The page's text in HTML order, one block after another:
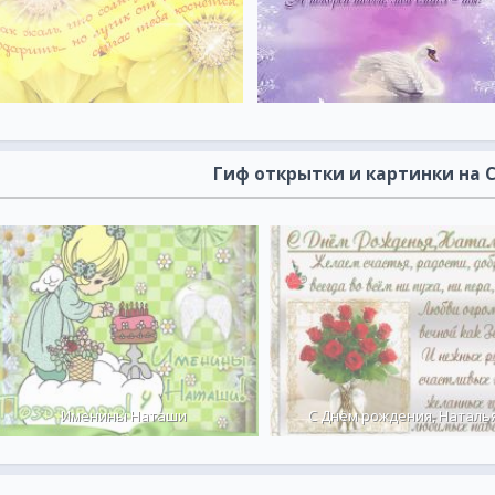
Гиф открытки и картинки на
Именины Наташи С Днём рождения,